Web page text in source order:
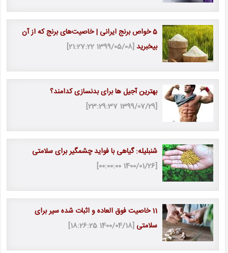
5 خواص برنج ایرانی | خاصیت‎‌های برنج که از آن
بی‎خبرید
[1399/05/08 21:27:22]
بهترین آجیل ها برای بدنسازی کدامند؟
[1399/07/29 23:29:37]
شنبلیله: گیاهی با فواید چشمگیر برای سلامتی
[1400/01/26 00:00:00]
11 خاصیت فوق العاده و اثبات شده سیر برای
سلامتی [1400/04/18 18:26:25]